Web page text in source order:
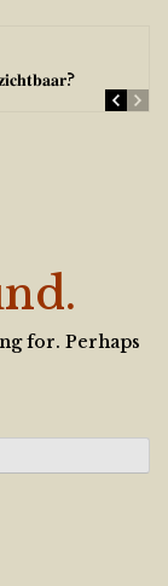
for. Perhaps